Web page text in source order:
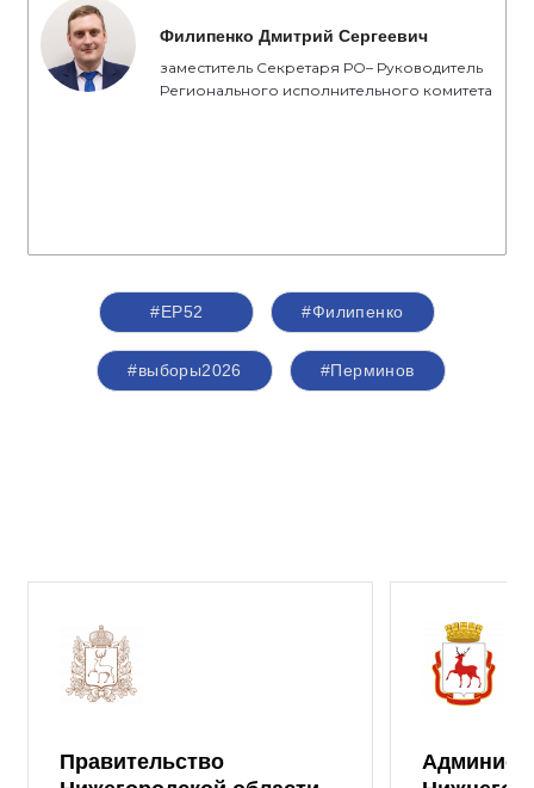
Филипенко Дмитрий Сергеевич
заместитель Секретаря РО– Руководитель
Регионального исполнительного комитета
#ЕР52 #Филипенко
#выборы2026 #Перминов
Правительство